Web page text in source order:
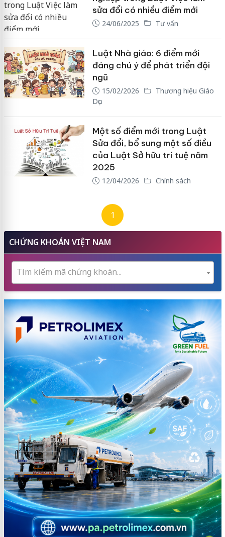
sửa đổi có nhiều điểm mới
24/06/2025 Tư vấn
Luật Nhà giáo: 6 điểm mới
đáng chú ý để phát triển đội
ngũ
15/02/2026
Thương hiệu Giáo
Dục
Một số điểm mới trong Luật
Sửa đổi, bổ sung một số điều
của Luật Sở hữu trí tuệ năm
2025
12/04/2026 Chính sách
1
CHỨNG KHOÁN VIỆT NAM
Tìm kiếm mã chứng khoán...